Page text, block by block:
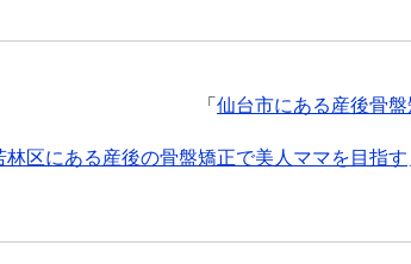
「 仙台市にある産後骨
林区にある産後の骨盤矯正で美人ママを目指す